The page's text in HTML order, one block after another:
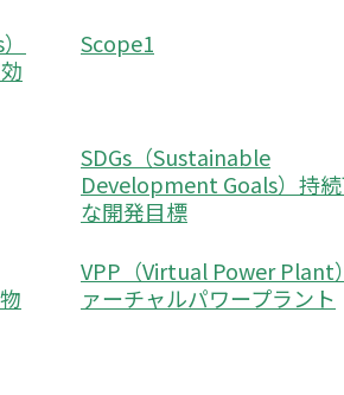
Scope1
SDGs（Sustainable
Development Goals）持
な開発目標
VPP（Virtual Power Plant
ァーチャルパワープラント